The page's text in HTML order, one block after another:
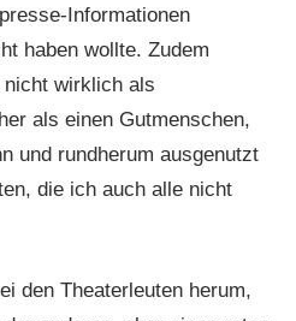
Informationen
haben wollte. Zudem
wirklich als
als einen Gutmenschen,
und rundherum ausgenutzt
die ich auch alle nicht
den Theaterleuten herum,